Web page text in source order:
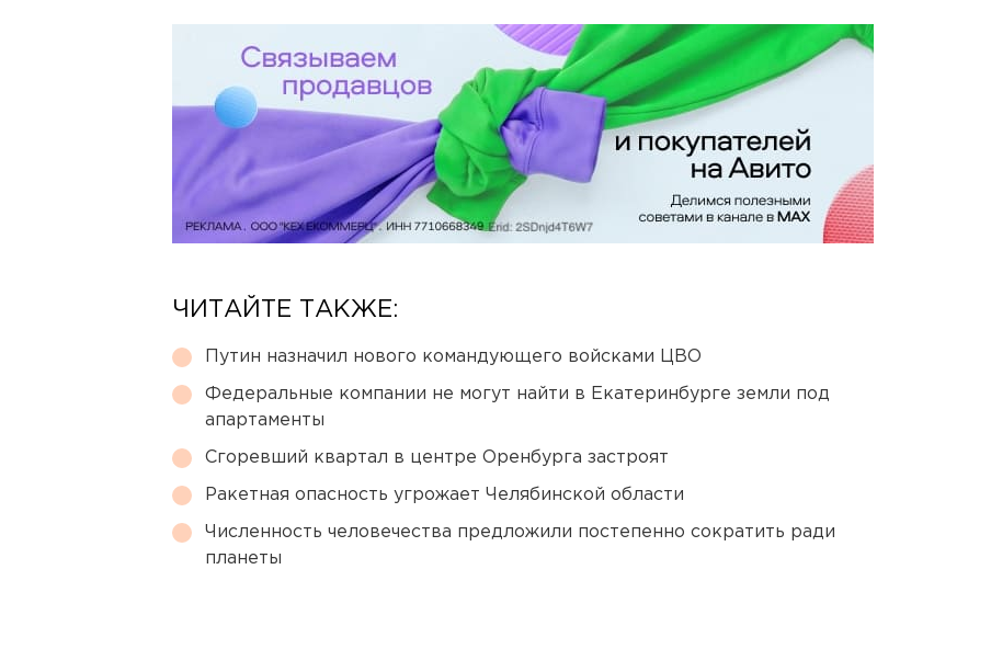
ЧИТАЙТЕ ТАКЖЕ:
Путин назначил нового командующего войсками ЦВО
Федеральные компании не могут найти в Екатеринбурге земли под
апартаменты
Сгоревший квартал в центре Оренбурга застроят
Ракетная опасность угрожает Челябинской области
Численность человечества предложили постепенно сократить ради
планеты